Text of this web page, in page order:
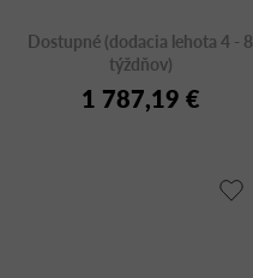
Dostupné (dodacia lehota 4 - 8
týždňov)
1 787,19 €